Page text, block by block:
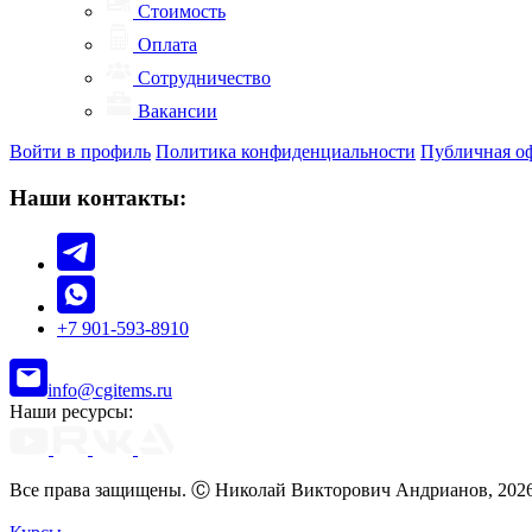
Стоимость
Оплата
Сотрудничество
Вакансии
Войти в профиль Политика конфиденциальности Публичная
Наши контакты:
+7 901-593-8910
info@cgitems.ru
Наши ресурсы:
Все права защищены. Ⓒ Николай Викторович Андрианов,